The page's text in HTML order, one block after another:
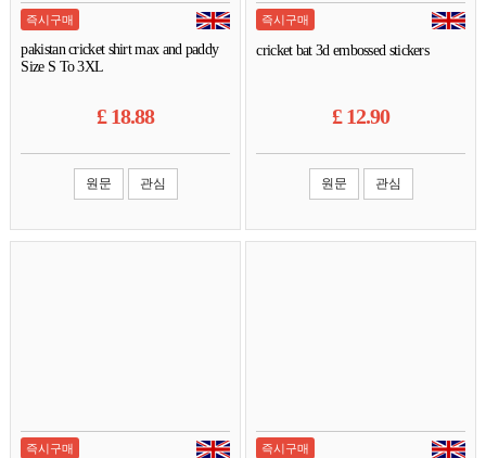
즉시구매
pakistan cricket shirt max and paddy
Size S To 3XL
£18.88
원문 관심
즉시구매
cricket bat 3d embossed stickers
£12.90
원문 관심
즉시구매 즉시구매